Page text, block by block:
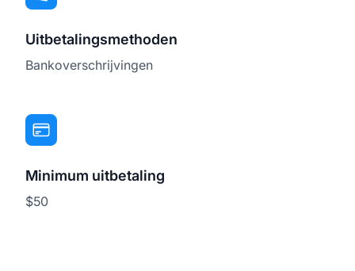
Uitbetalingsmethoden
Bankoverschrijvingen
Minimum uitbetaling
$50